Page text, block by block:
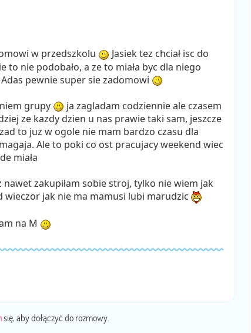
w przedszkolu
Jasiek tez chciał isc do
to nie podobało, a ze to miała byc dla niego
pewnie super sie zadomowi
grupy
ja zagladam codziennie ale czasem
ze kazdy dzien u nas prawie taki sam, jeszcze
to juz w ogole nie mam bardzo czasu dla
Ale to poki co ost pracujacy weekend wiec
miała
zakupiłam sobie stroj, tylko nie wiem jak
wieczor jak nie ma mamusi lubi marudzic
na M
się, aby dołączyć do rozmowy.